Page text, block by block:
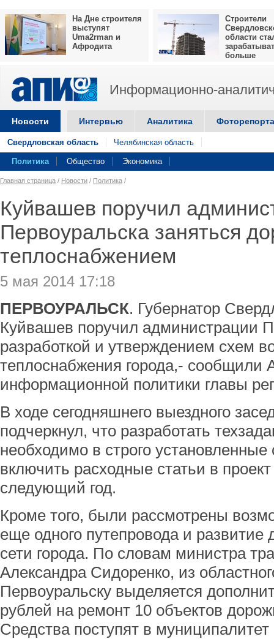
На Дне строителя
выступят
Uma2rman и
Афродита
Строители
области
больше
Информационно-
Новости Интервью Аналитика
Свердловская область Челябинская область
Политика Общество Экономика
Главная страница / Новости / Политика /
Куйвашев поручил
Первоуральска заняться
теплоснабжением
5 мая 2014 17:18
ПЕРВОУРАЛЬСК. Губернатор
Куйвашев поручил администрации
разработкой и утверждением схем
теплоснабжения города,- сообщили
информационной политики главы
В ходе сегодняшнего выездного
подчеркнул, что разработать
необходимо в строго установленные
включить расходные статьи в
следующий год.
Кроме того, были рассмотрены
еще одного путепровода и развитие
сети города. По словам министра
Александра Сидоренко, из
Первоуральску выделяется
рублей на ремонт 10 объектов
Средства поступят в